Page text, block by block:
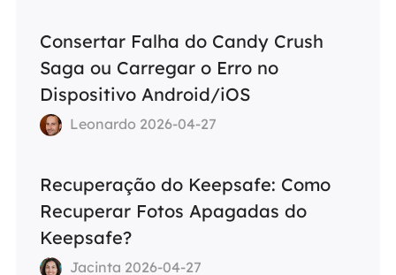
Consertar Falha do Candy Crush
Saga ou Carregar o Erro no
Dispositivo Android/iOS
Leonardo 2026-04-27
Recuperação do Keepsafe: Como
Recuperar Fotos Apagadas do
Keepsafe?
Jacinta 2026-04-27